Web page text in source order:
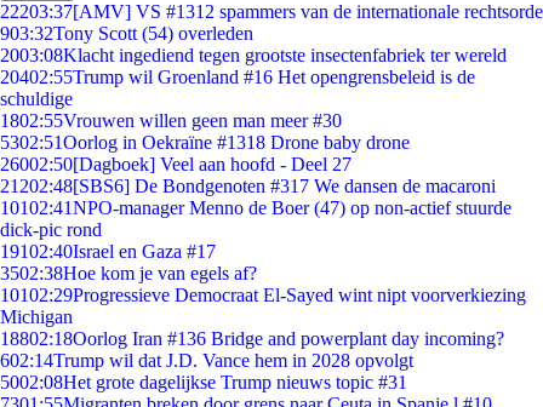
22203:37[AMV] VS #1312 spammers van de internationale rechtsorde
903:32Tony Scott (54) overleden
2003:08Klacht ingediend tegen grootste insectenfabriek ter wereld
20402:55Trump wil Groenland #16 Het opengrensbeleid is de
schuldige
1802:55Vrouwen willen geen man meer #30
5302:51Oorlog in Oekraïne #1318 Drone baby drone
26002:50[Dagboek] Veel aan hoofd - Deel 27
21202:48[SBS6] De Bondgenoten #317 We dansen de macaroni
10102:41NPO-manager Menno de Boer (47) op non-actief stuurde
dick-pic rond
19102:40Israel en Gaza #17
3502:38Hoe kom je van egels af?
10102:29Progressieve Democraat El-Sayed wint nipt voorverkiezing
Michigan
18802:18Oorlog Iran #136 Bridge and powerplant day incoming?
602:14Trump wil dat J.D. Vance hem in 2028 opvolgt
5002:08Het grote dagelijkse Trump nieuws topic #31